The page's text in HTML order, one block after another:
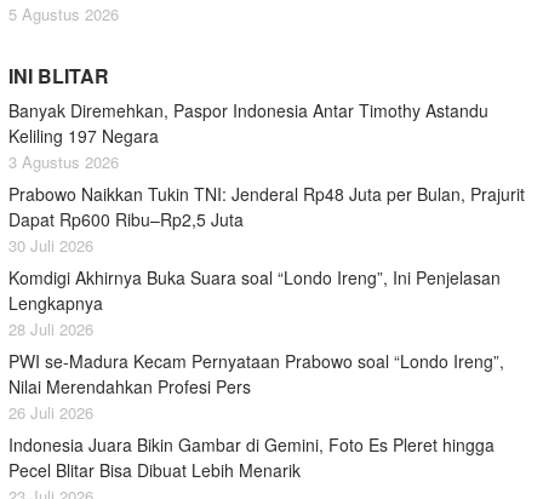
5 Agustus 2026
INI BLITAR
Banyak Diremehkan, Paspor Indonesia Antar Timothy Astandu
Keliling 197 Negara
3 Agustus 2026
Prabowo Naikkan Tukin TNI: Jenderal Rp48 Juta per Bulan, Prajurit
Dapat Rp600 Ribu–Rp2,5 Juta
30 Juli 2026
Komdigi Akhirnya Buka Suara soal “Londo Ireng”, Ini Penjelasan
Lengkapnya
28 Juli 2026
PWI se-Madura Kecam Pernyataan Prabowo soal “Londo Ireng”,
Nilai Merendahkan Profesi Pers
26 Juli 2026
Indonesia Juara Bikin Gambar di Gemini, Foto Es Pleret hingga
Pecel Blitar Bisa Dibuat Lebih Menarik